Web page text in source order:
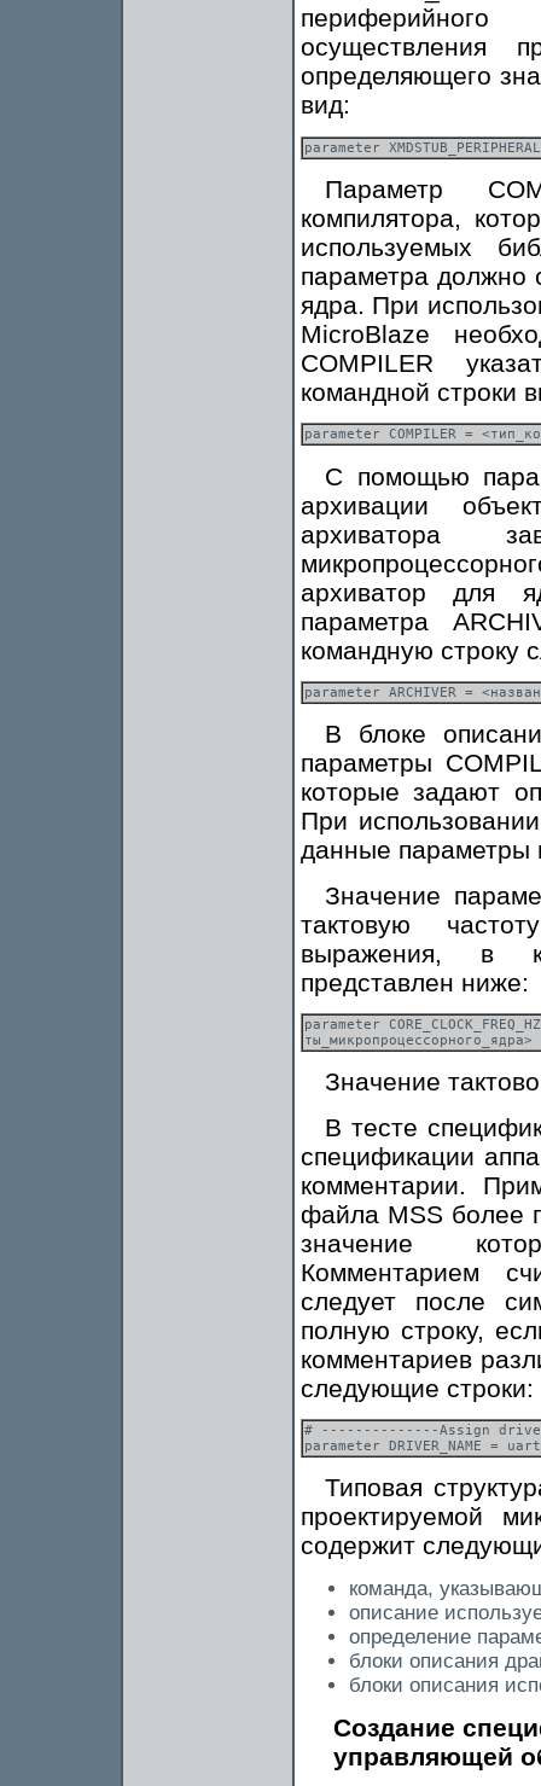
осуществления
определяющего
вид:
Параметр
компилятора,
используемых
параметра должно
ядра. При
MicroBlaze
COMPILER
командной строки
С помощью
архивации
архиватора
архиватор для
параметра
командную строку
В блоке
параметры
которые задают
При
данные параметры
Значение
тактовую
выражения, в
представлен ниже:
parameter
Значение
В тесте
спецификации
комментарии.
файла MSS более
значение
Комментарием
следует после
полную строку,
комментариев
следующие строки:
# --------------Assign
Типовая
проектируемой
содержит
команда,
описание
определение
блоки описания
блоки описания
Создание
управляющей